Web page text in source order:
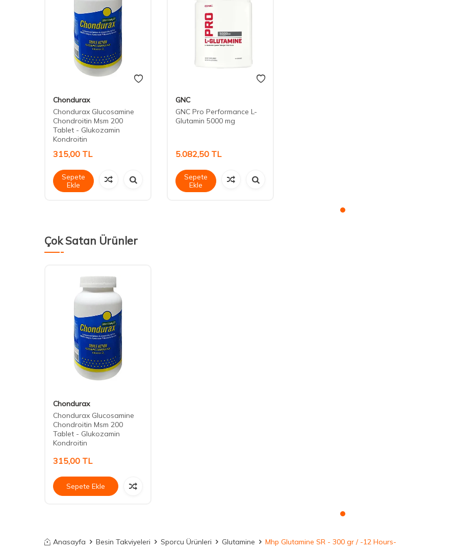
Chondurax
Chondurax Glucosamine
Chondroitin Msm 200
Tablet - Glukozamin
Kondroitin
315,00 TL
Sepete
Ekle
GNC
GNC Pro Performance L-
Glutamin 5000 mg
5.082,50 TL
Sepete
Ekle
Çok Satan Ürünler
Chondurax
Chondurax Glucosamine
Chondroitin Msm 200
Tablet - Glukozamin
Kondroitin
315,00 TL
Sepete Ekle
Anasayfa Besin Takviyeleri Sporcu Ürünleri Glutamine
Mhp Glutamine SR - 300 gr / -12 Hours-